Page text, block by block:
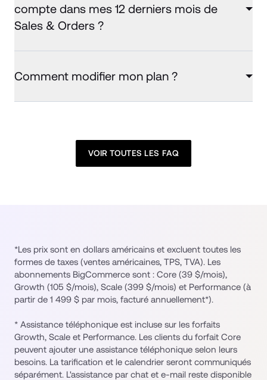
compte dans mes 12 derniers mois de
Sales & Orders ?
Comment modifier mon plan ?
VOIR TOUTES LES FAQ
*Les prix sont en dollars américains et excluent toutes les
formes de taxes (ventes américaines, TPS, TVA). Les
abonnements BigCommerce sont : Core (39 $/mois),
Growth (105 $/mois), Scale (399 $/mois) et Performance (à
partir de 1 499 $ par mois, facturé annuellement*).
* Assistance téléphonique est incluse sur les forfaits
Growth, Scale et Performance. Les clients du forfait Core
peuvent ajouter une assistance téléphonique selon leurs
besoins. La tarification et le calendrier seront communiqués
séparément. L'assistance par chat et e-mail reste disponible